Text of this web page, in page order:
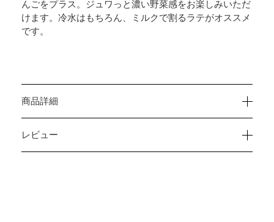
んごをプラス。ジュワっと濃い野菜感をお楽しみいただ
けます。冷水はもちろん、ミルクで割るラテがオススメ
です。
商品詳細
レビュー